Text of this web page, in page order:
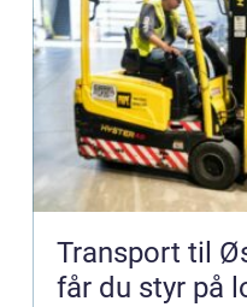
Transport til
får du styr på